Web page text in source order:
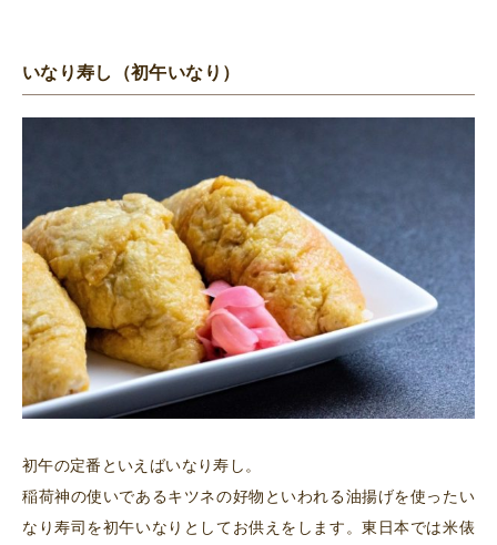
いなり寿し（初午いなり）
初午の定番といえばいなり寿し。
稲荷神の使いであるキツネの好物といわれる油揚げを使ったい
なり寿司を初午いなりとしてお供えをします。東日本では米俵